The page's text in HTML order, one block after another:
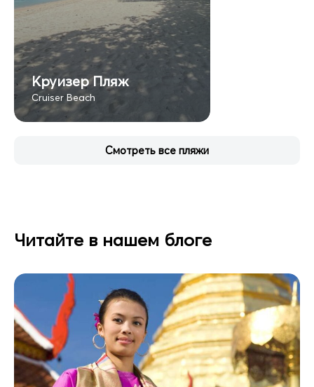
Круизер Пляж
Cruiser Beach
Смотреть все пляжи
Читайте в нашем блоге